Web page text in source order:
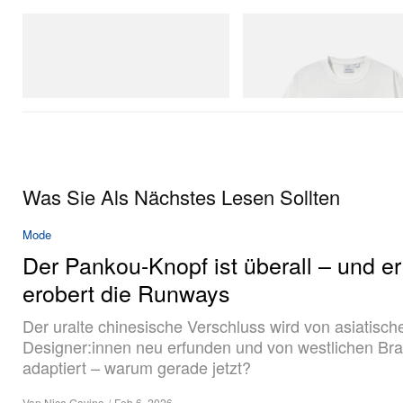
Was Sie Als Nächstes Lesen Sollten
Mode
Der Pankou-Knopf ist überall – und er
erobert die Runways
Der uralte chinesische Verschluss wird von
Designer:innen neu erfunden und von westlichen
adaptiert – warum gerade jetzt?